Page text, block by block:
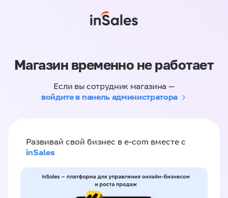
Магазин временно не работает
Если вы сотрудник магазина —
войдите в панель администратора
Развивай свой бизнес в e-com вместе с
inSales